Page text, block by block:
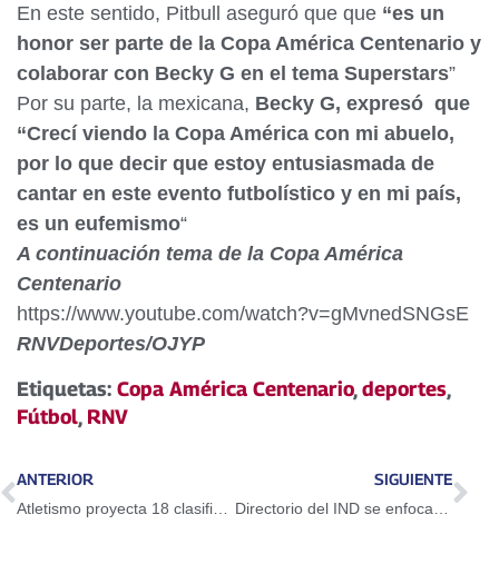
En este sentido, Pitbull aseguró que que “es un
honor ser parte de la Copa América Centenario y
colaborar con Becky G en el tema Superstars”
Por su parte, la mexicana, Becky G, expresó que
“Crecíviendo la Copa América con mi abuelo,
por lo que decir que estoy entusiasmada de
cantar en este evento futbolístico y en mi país,
es un eufemismo“
A continuación tema de la Copa América
Centenario
https://www.youtube.com/watch?v=gMvnedSNGsE
RNVDeportes/OJYP
Etiquetas: Copa América Centenario,deportes,
Fútbol, RNV
ANTERIOR
Atletismo proyecta 18 clasificados a Río 2016
SIGUIENTE
Directorio del IND se enfoca en la recta final de Río 2016